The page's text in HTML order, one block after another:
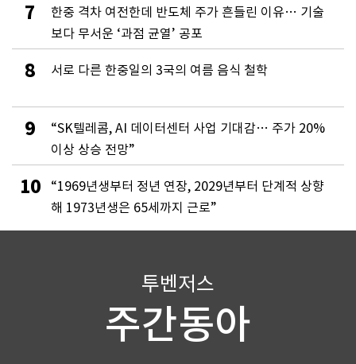
7
한중 격차 여전한데 반도체 주가 흔들린 이유… 기술
보다 무서운 ‘과점 균열’ 공포
8 서로 다른 한중일의 3국의 여름 음식 철학
9
“SK텔레콤, AI 데이터센터 사업 기대감… 주가 20%
이상 상승 전망”
10
“1969년생부터 정년 연장, 2029년부터 단계적 상향
해 1973년생은 65세까지 근로”
투벤저스
주간동아